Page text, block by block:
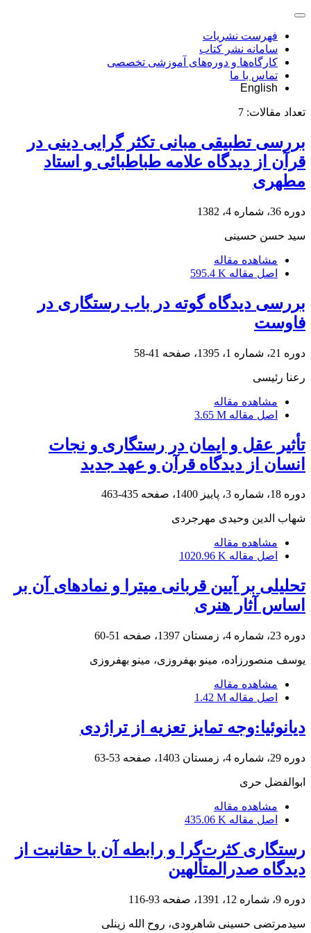
فهرست نشریات
سامانه نشر کتاب
کارگاه‌ها و دوره‌های آموزشی تخصصی
تماس با ما
English
تعداد مقالات: 7
بررسی تطبیقی مبانی تکثر گرایی دینی در
قرآن از دیدگاه علامه طباطبائی و استاد
مطهری
دوره 36، شماره 4، 1382
سید حسن حسینی
مشاهده مقاله
اصل مقاله 595.4 K
بررسی دیدگاه گوته در باب رستگاری در
فاوست
دوره 21، شماره 1، 1395، صفحه 41-58
رعنا رئیسی
مشاهده مقاله
اصل مقاله 3.65 M
تأثیر عقل و ایمان در رستگاری و نجات
انسان از دیدگاه قرآن و عهد جدید
دوره 18، شماره 3، پاییز 1400، صفحه 435-463
شهاب الدین وحیدی مهرجردی
مشاهده مقاله
اصل مقاله 1020.96 K
تحلیلی بر آیین قربانی میترا و نمادهای آن بر
اساس آثار هنری
دوره 23، شماره 4، زمستان 1397، صفحه 51-60
یوسف منصورزاده، مینو بهفروزی، مینو بهفروزی
مشاهده مقاله
اصل مقاله 1.42 M
دیانوئیا:وجه تمایز تعزیه از تراژدی
دوره 29، شماره 4، زمستان 1403، صفحه 53-63
ابوالفضل حری
مشاهده مقاله
اصل مقاله 435.06 K
رستگاری کثرت‌گرا و رابطه آن با حقانیت از
دیدگاه صدرالمتألهین
دوره 9، شماره 12، 1391، صفحه 93-116
سیدمرتضی حسینی شاهرودی، روح الله زینلی